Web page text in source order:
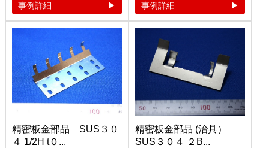
事例詳細 事例詳細
精密板金部品 SUS３０
４ 1/2H t０...
精密板金部品 (治具）
SUS３０４ ２B...